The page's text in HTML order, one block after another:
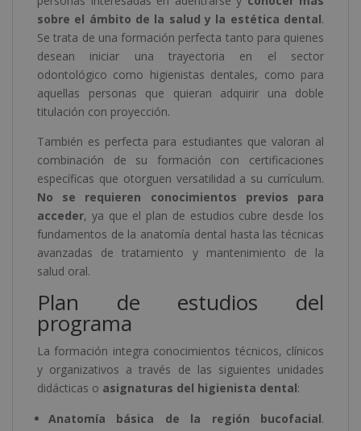
sobre el ámbito de la salud y la estética dental.
Se trata de una formación perfecta tanto para quienes
desean iniciar una trayectoria en el sector
odontológico como higienistas dentales, como para
aquellas personas que quieran adquirir una doble
titulación con proyección.
También es perfecta para estudiantes que valoran al
combinación de su formación con certificaciones
específicas que otorguen versatilidad a su currículum.
No se requieren conocimientos previos para
acceder, ya que el plan de estudios cubre desde los
fundamentos de la anatomía dental hasta las técnicas
avanzadas de tratamiento y mantenimiento de la
salud oral.
Plan de estudios del
programa
La formación integra conocimientos técnicos, clínicos
y organizativos a través de las siguientes unidades
didácticas o asignaturas del higienista dental:
Anatomía básica de la región bucofacial.